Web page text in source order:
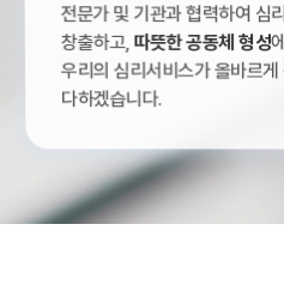
전문가 및 기관과 협력하여 심
창출하고, 따뜻한 공동체 형성
우리의 심리서비스가 올바르
다하겠습니다.